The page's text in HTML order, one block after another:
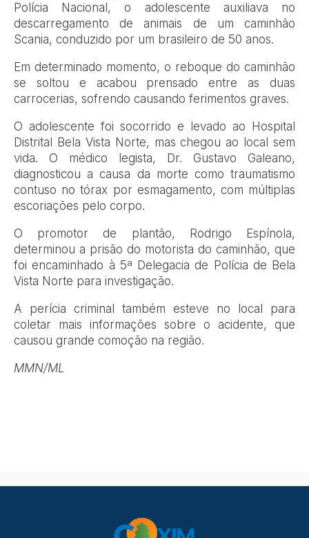
Polícia Nacional, o adolescente auxiliava no
descarregamento de animais de um caminhão
Scania, conduzido por um brasileiro de 50 anos.
Em determinado momento, o reboque do caminhão
se soltou e acabou prensado entre as duas
carrocerias, sofrendo causando ferimentos graves.
O adolescente foi socorrido e levado ao Hospital
Distrital Bela Vista Norte, mas chegou ao local sem
vida. O médico legista, Dr. Gustavo Galeano,
diagnosticou a causa da morte como traumatismo
contuso no tórax por esmagamento, com múltiplas
escoriações pelo corpo.
O promotor de plantão, Rodrigo Espínola,
determinou a prisão do motorista do caminhão, que
foi encaminhado à 5ª Delegacia de Polícia de Bela
Vista Norte para investigação.
A perícia criminal também esteve no local para
coletar mais informações sobre o acidente, que
causou grande comoção na região.
MMN/ML